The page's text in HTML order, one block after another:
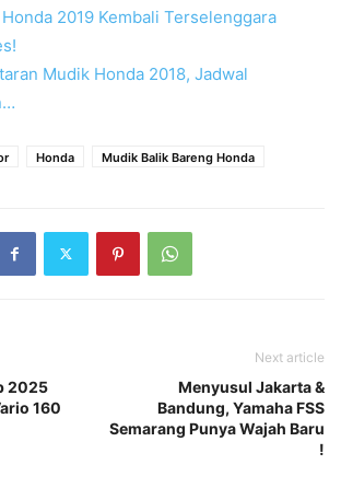
2019 Kembali Terselenggara
Mudik Honda 2018, Jadwal
Honda Mudik Balik Bareng Honda
2025
160
Next article
Menyusul Jakarta &
Bandung, Yamaha FSS
Semarang Punya Wajah Baru
!